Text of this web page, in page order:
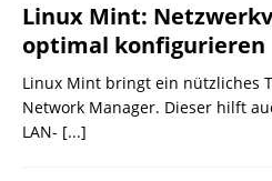
Linux Mint:
optimal konfigurieren
Linux Mint bringt ein nützliches
Network Manager. Dieser hilft
LAN- [...]